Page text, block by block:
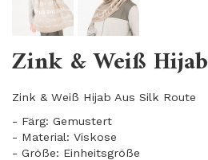
Zink & Weiß Hijab
Zink & Weiß Hijab Aus Silk Route
- Färg: Gemustert
- Material: Viskose
- Größe: Einheitsgröße